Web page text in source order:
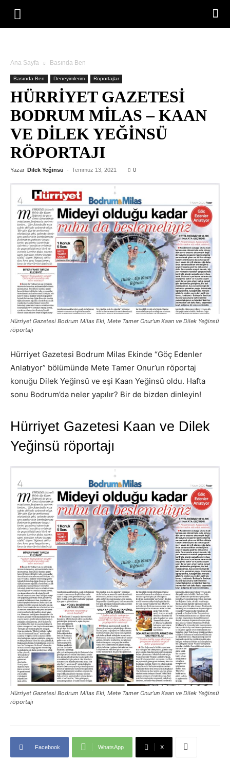
Ana Sayfa Basında Ben
Basında Ben Deneyimlerim Röportajlar
HÜRRİYET GAZETESİ
BODRUM MILAS – KAAN
VE DILEK YEĞINSÜ
RÖPORTAJI
Yazar Dilek Yeğinsü - Temmuz 13, 2021 0
Hürriyet Gazetesi Bodrum Milas Eki, Mete Tamer Onur'un Kaan ve Dilek Yeğinsü
röportajı
Hürriyet Gazetesi Bodrum Milas Ekinde “Göç Edenler
Anlatıyor” bölümünde Mete Tamer Onur’un röportaj
konuğu Dilek Yeğinsü ve eşi Kaan Yeğinsü oldu. Hafta
sonu Bodrum’da neler yapılır? Bir de bizden dinleyin!
Hürriyet Gazetesi Kaan ve Dilek
Yeğinsü röportajı
Hürriyet Gazetesi Bodrum Milas Eki, Mete Tamer Onur’un Kaan ve Dilek Yeğinsü
röportajı
Facebook WhatsApp X